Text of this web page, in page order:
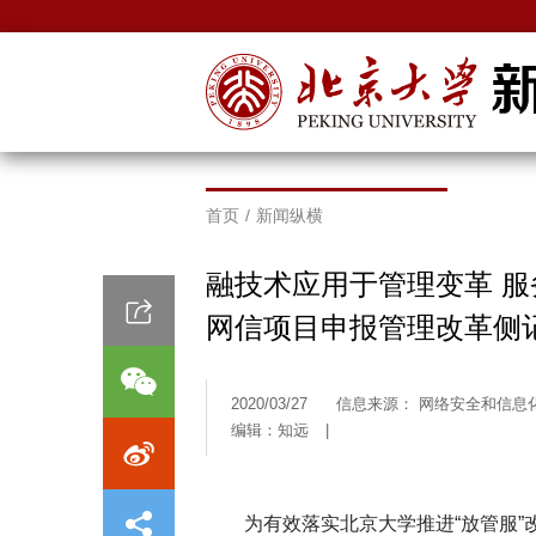
首页 / 新闻纵横
融技术应用于管理变革
网信项目申报管理改革侧
2020/03/27
信息来源： 网络安全和信息
编辑：知远
为有效落实北京大学推进“放管服